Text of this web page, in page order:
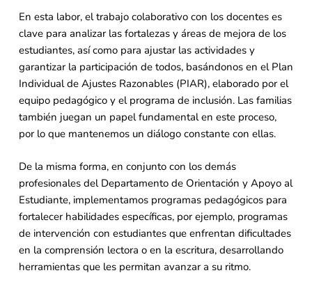
En esta labor, el trabajo colaborativo con los docentes es
clave para analizar las fortalezas y áreas de mejora de los
estudiantes, así como para ajustar las actividades y
garantizar la participación de todos, basándonos en el Plan
Individual de Ajustes Razonables (PIAR), elaborado por el
equipo pedagógico y el programa de inclusión. Las familias
también juegan un papel fundamental en este proceso,
por lo que mantenemos un diálogo constante con ellas.
De la misma forma, en conjunto con los demás
profesionales del Departamento de Orientación y Apoyo al
Estudiante, implementamos programas pedagógicos para
fortalecer habilidades específicas, por ejemplo, programas
de intervención con estudiantes que enfrentan dificultades
en la comprensión lectora o en la escritura, desarrollando
herramientas que les permitan avanzar a su ritmo.